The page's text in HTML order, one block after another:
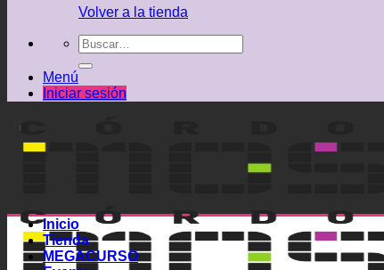
Volver a la tienda
Buscar
por:
Menú
Iniciar sesión
Inicio
Tienda
MEGACURSO